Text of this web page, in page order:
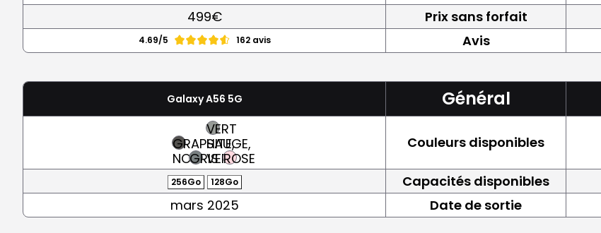
499€
Prix sans forfait
4.69/5 162 avis Avis
Galaxy A56 5G Général
GRAPHITE,
NOIRGRIS
VERT
SAUGE,
VERTROSE
Couleurs disponibles
256Go 128Go Capacités disponibles
mars 2025 Date de sortie